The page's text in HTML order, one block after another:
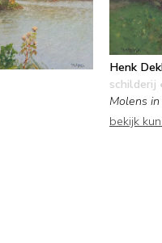
Henk
schilderij
Molens
bekijk